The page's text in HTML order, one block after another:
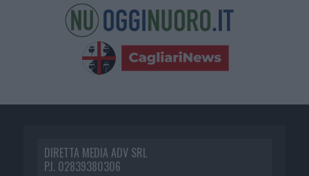
DIRETTA MEDIA ADV SRL
P.I. 02839380306